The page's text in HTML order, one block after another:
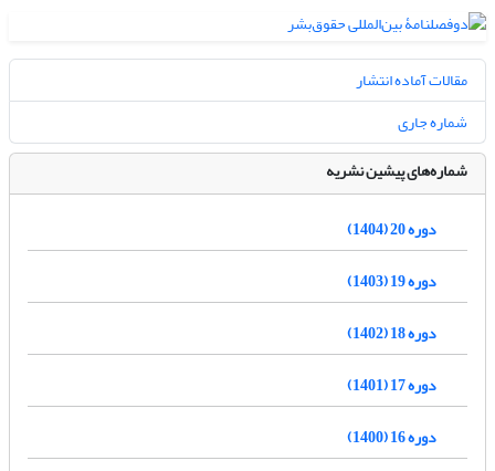
مقالات آماده انتشار
شماره جاری
شماره‌های پیشین نشریه
دوره 20 (1404)
دوره 19 (1403)
دوره 18 (1402)
دوره 17 (1401)
دوره 16 (1400)